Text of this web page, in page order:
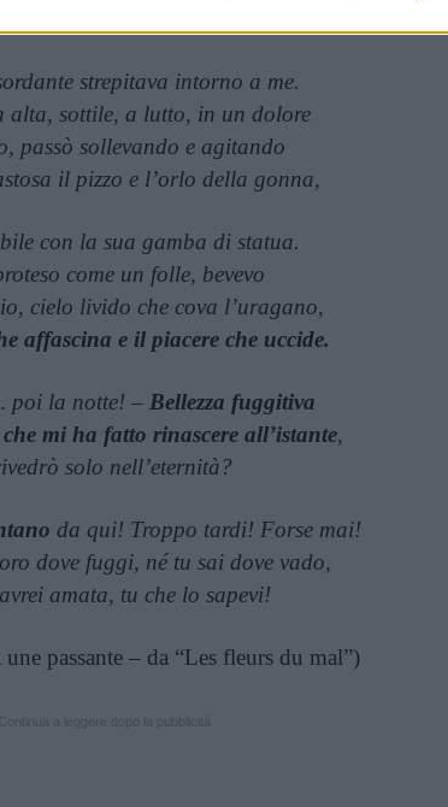
Vienna del tempo.
strepitava intorno a me.
alta, sottile, a lutto, in un dolore
passò sollevando e agitando
il pizzo e l’orlo della gonna,
con la sua gamba di statua.
come un folle, bevevo
cielo livido che cova l’uragano,
affascina e il piacere che uccide.
poi la notte! – Bellezza fuggitiva
mi ha fatto rinascere all’istante,
solo nell’eternità?
da qui! Troppo tardi! Forse mai!
dove fuggi, né tu sai dove vado,
amata, tu che lo sapevi!
une passante – da “Les fleurs du mal”)